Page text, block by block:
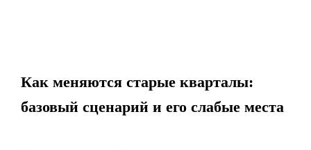
Как меняются старые кварталы:
базовый сценарий и его слабые места